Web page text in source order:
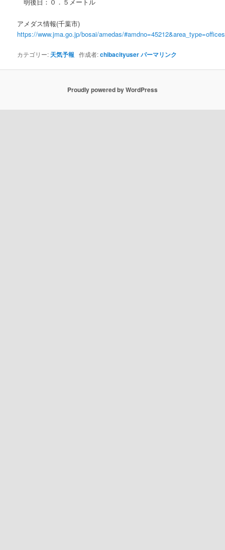
明後日：０．５メートル
アメダス情報(千葉市)
https://www.jma.go.jp/bosai/amedas/
カテゴリー: 天気予報 作成者:chibacityuserパーマリンク
Proudly powered by WordPress